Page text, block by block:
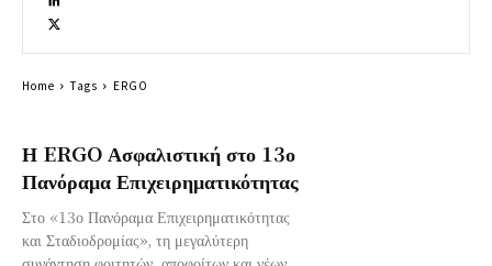
Η ERGO Ασφαλιστική στο 13ο
Πανόραμα Επιχειρηματικότητας
Στο «13ο Πανόραμα Επιχειρηματικότητας
και Σταδιοδρομίας», τη μεγαλύτερη
Home Tags ERGO